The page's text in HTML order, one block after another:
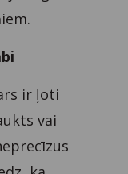
ir ļoti
vai